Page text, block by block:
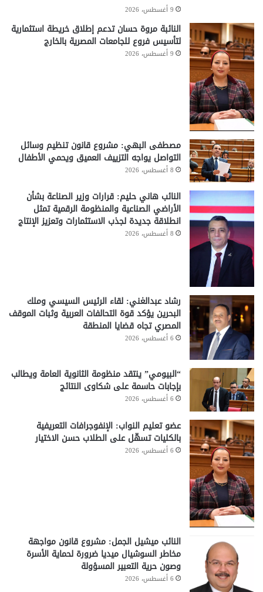
9 أغسطس، 2026
النائبة مروة حسان تدعم إطلاق خريطة استثمارية
لتأسيس فروع للجامعات المصرية بالخارج
9 أغسطس، 2026
مصطفى البهي: مشروع قانون تنظيم وسائل
التواصل يواجه التزييف العميق ويحمي الأطفال
8 أغسطس، 2026
النائب هاني حليم: قرارات وزير الصناعة بشأن
الأراضي الصناعية والمنظومة الرقمية تمثل
انطلاقة جديدة لجذب الاستثمارات وتعزيز الإنتاج
8 أغسطس، 2026
رشاد عبدالغني: لقاء الرئيس السيسي وملك
البحرين يؤكد قوة التحالفات العربية وثبات الموقف
المصري تجاه قضايا المنطقة
6 أغسطس، 2026
“البيومي” ينتقد منظومة الثانوية العامة ويطالب
بإجابات حاسمة على شكاوى النتائج
6 أغسطس، 2026
عضو تعليم النواب: الإنفوجرافات التعريفية
بالكليات تسهّل على الطلاب حسن الاختيار
6 أغسطس، 2026
النائب ميشيل الجمل: مشروع قانون مواجهة
مخاطر السوشيال ميديا ضرورة لحماية الأسرة
وصون حرية التعبير المسؤولة
6 أغسطس، 2026